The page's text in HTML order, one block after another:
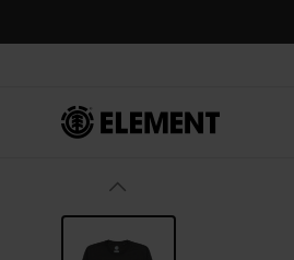
Produktinformation